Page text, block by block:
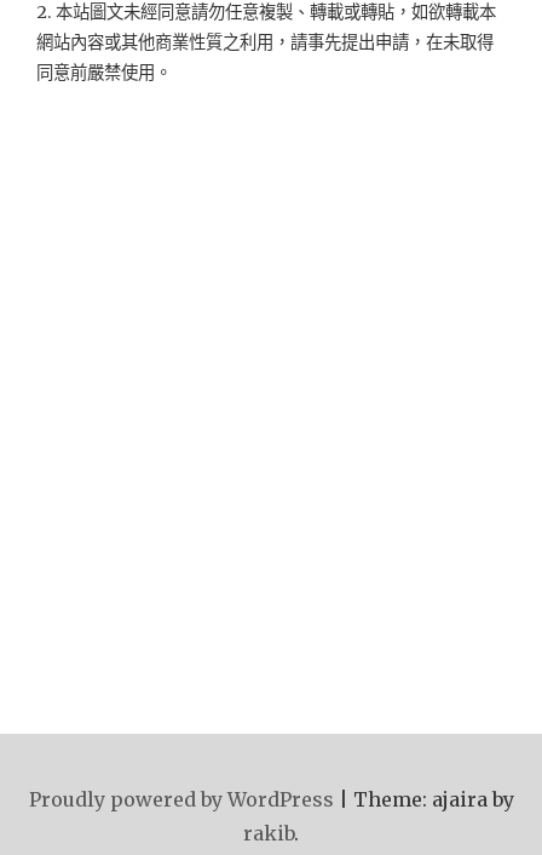
2. 本站圖文未經同意請勿任意複製、轉載或轉貼，如欲轉載本
網站內容或其他商業性質之利用，請事先提出申請，在未取得
同意前嚴禁使用。
Proudly powered by WordPress
Theme: ajaira by
rakib.